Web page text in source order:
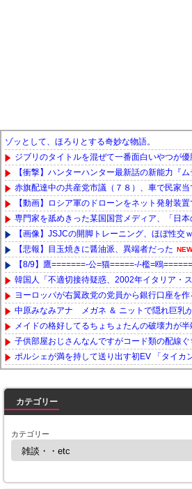
ゾッとして、ほろりとする奇妙な物語。
ジブリのタイトルを混ぜて一番面白いやつが優
【衝撃】ハンターハンター最新話の新能力『
赤旗配達中の共産党市議（７８）、車で民家当
【動画】ロシア軍のドローンをネット発射装置
専門家を舐めきった某国国営メディア、「日
【画像】JSJCの開脚トレーニング、ほぼ性交
【悲報】目玉焼きに醤油派、異端者だった
【8/9】鷹=======-公=猫=====-/-檻=鴎
韓国人「不適切接待疑惑、2002年イタリア・
ヨーロッパが右翼政党の党員から銀行口座を
中原みなみアナ メガネ ＆ ニットで隠れ巨乳
メイドの格好してるちょちょたんの破壊力が半
子供部屋おじさんなんですがコード類の配線
ポルシェが満を持して送り出す初EV 「タイカ
カテゴリー
カテゴリー